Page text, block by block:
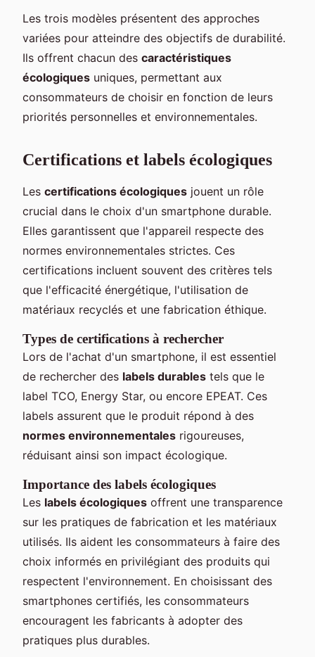
Les trois modèles présentent des approches
variées pour atteindre des objectifs de durabilité.
Ils offrent chacun des caractéristiques
écologiques uniques, permettant aux
consommateurs de choisir en fonction de leurs
priorités personnelles et environnementales.
Certifications et labels écologiques
Les certifications écologiques jouent un rôle
crucial dans le choix d'un smartphone durable.
Elles garantissent que l'appareil respecte des
normes environnementales strictes. Ces
certifications incluent souvent des critères tels
que l'efficacité énergétique, l'utilisation de
matériaux recyclés et une fabrication éthique.
Types de certifications à rechercher
Lors de l'achat d'un smartphone, il est essentiel
de rechercher des labels durables tels que le
label TCO, Energy Star, ou encore EPEAT. Ces
labels assurent que le produit répond à des
normes environnementales rigoureuses,
réduisant ainsi son impact écologique.
Importance des labels écologiques
Les labels écologiques offrent une transparence
sur les pratiques de fabrication et les matériaux
utilisés. Ils aident les consommateurs à faire des
choix informés en privilégiant des produits qui
respectent l'environnement. En choisissant des
smartphones certifiés, les consommateurs
encouragent les fabricants à adopter des
pratiques plus durables.